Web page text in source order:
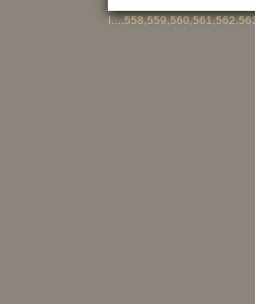
I...,558,559,560,561,562,